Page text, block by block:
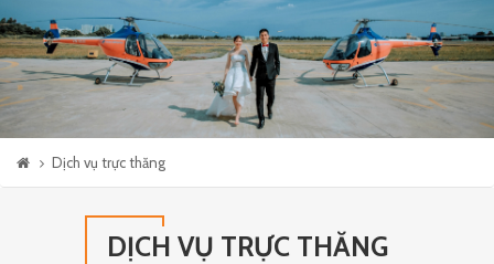
Dịch vụ trực thăng
DỊCH VỤ TRỰC THĂNG